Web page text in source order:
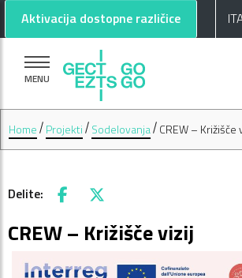
Aktivacija dostopne različice
MENU
Home Projekti Sodelovanja CREW – Križišče
Delite: Facebook
X
CREW – Križišče vizij